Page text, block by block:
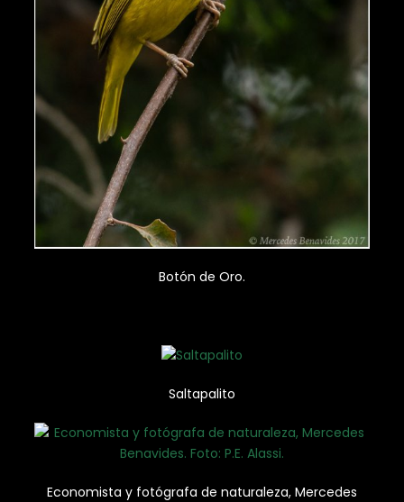
Botón de Oro.
Saltapalito
Economista y fotógrafa de naturaleza, Mercedes